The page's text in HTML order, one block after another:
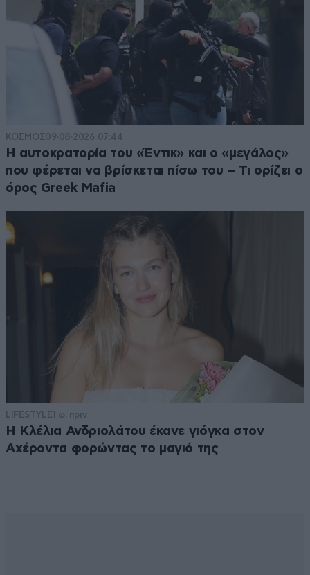
ΚΟΣΜΟΣ09·08·2026 07:44
Η αυτοκρατορία του «Έντικ» και ο «μεγάλος»
που φέρεται να βρίσκεται πίσω του – Τι ορίζει ο
όρος Greek Mafia
LIFESTYLE1 ω. πριν
Η Κλέλια Ανδριολάτου έκανε γιόγκα στον
Αχέροντα φορώντας το μαγιό της